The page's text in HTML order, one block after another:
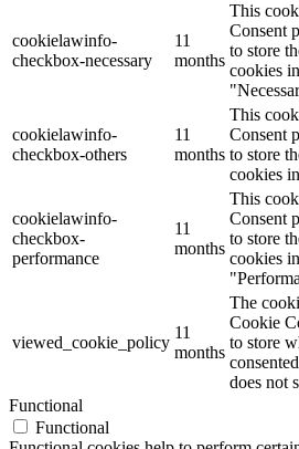
cookielawinfo-
checkbox-necessary
11
months
This
Consent
to store
cookies
cookielawinfo-
checkbox-others
11
months
This
Consent
to store
cookies
cookielawinfo-
checkbox-
performance
11
months
This
Consent
to store
cookies
viewed_cookie_policy
11
months
The
Cookie
to store
does not
Functional
Functional